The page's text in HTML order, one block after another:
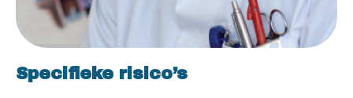
Specifieke risico’s